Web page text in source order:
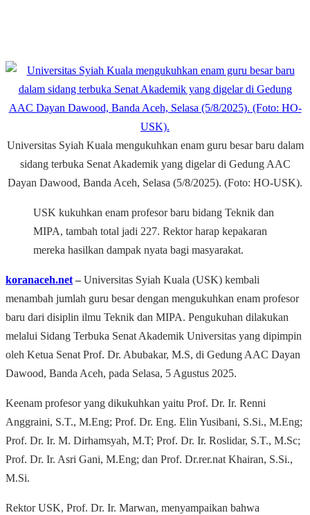
Universitas Syiah Kuala mengukuhkan enam guru besar baru dalam
sidang terbuka Senat Akademik yang digelar di Gedung AAC
Dayan Dawood, Banda Aceh, Selasa (5/8/2025). (Foto: HO-USK).
USK kukuhkan enam profesor baru bidang Teknik dan
MIPA, tambah total jadi 227. Rektor harap kepakaran
mereka hasilkan dampak nyata bagi masyarakat.
koranaceh.net ‒ Universitas Syiah Kuala (USK) kembali
menambah jumlah guru besar dengan mengukuhkan enam profesor
baru dari disiplin ilmu Teknik dan MIPA. Pengukuhan dilakukan
melalui Sidang Terbuka Senat Akademik Universitas yang dipimpin
oleh Ketua Senat Prof. Dr. Abubakar, M.S, di Gedung AAC Dayan
Dawood, Banda Aceh, pada Selasa, 5 Agustus 2025.
Keenam profesor yang dikukuhkan yaitu Prof. Dr. Ir. Renni
Anggraini, S.T., M.Eng; Prof. Dr. Eng. Elin Yusibani, S.Si., M.Eng;
Prof. Dr. Ir. M. Dirhamsyah, M.T; Prof. Dr. Ir. Roslidar, S.T., M.Sc;
Prof. Dr. Ir. Asri Gani, M.Eng; dan Prof. Dr.rer.nat Khairan, S.Si.,
M.Si.
Rektor USK, Prof. Dr. Ir. Marwan, menyampaikan bahwa